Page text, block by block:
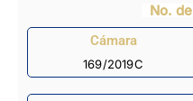
No.
Cámara
169/2019C